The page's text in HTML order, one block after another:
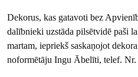
Dekorus, kas gatavoti bez
dalībnieki uzstāda pilsētvidē paši
martam, iepriekš saskaņojot
noformētāju Ingu Ābelīti, telef. Nr.